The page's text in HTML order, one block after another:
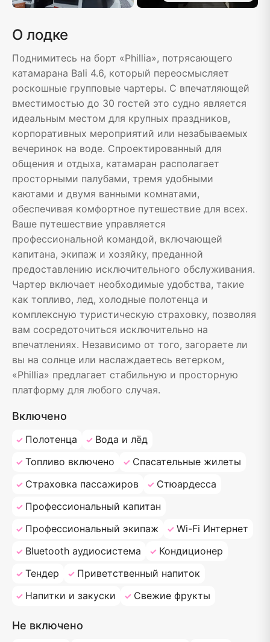
О лодке
Поднимитесь на борт «Phillia», потрясающего
катамарана Bali 4.6, который переосмысляет
роскошные групповые чартеры. С впечатляющей
вместимостью до 30 гостей это судно является
идеальным местом для крупных праздников,
корпоративных мероприятий или незабываемых
вечеринок на воде. Спроектированный для
общения и отдыха, катамаран располагает
просторными палубами, тремя удобными
каютами и двумя ванными комнатами,
обеспечивая комфортное путешествие для всех.
Ваше путешествие управляется
профессиональной командой, включающей
капитана, экипаж и хозяйку, преданной
предоставлению исключительного обслуживания.
Чартер включает необходимые удобства, такие
как топливо, лед, холодные полотенца и
комплексную туристическую страховку, позволяя
вам сосредоточиться исключительно на
впечатлениях. Независимо от того, загораете ли
вы на солнце или наслаждаетесь ветерком,
«Phillia» предлагает стабильную и просторную
платформу для любого случая.
Включено
Полотенца
Вода и лёд
Топливо включено
Спасательные жилеты
Страховка пассажиров
Стюардесса
Профессиональный капитан
Профессиональный экипаж
Wi-Fi Интернет
Bluetooth аудиосистема
Кондиционер
Тендер
Приветственный напиток
Напитки и закуски
Свежие фрукты
Не включено